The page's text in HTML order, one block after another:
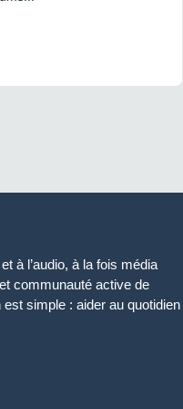
à l’audio, à la fois média
communauté active de
simple : aider au quotidien